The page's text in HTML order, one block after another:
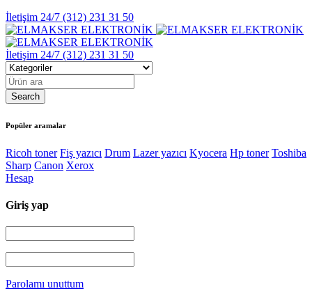
İletişim 24/7 (312) 231 31 50
İletişim 24/7 (312) 231 31 50
Popüler aramalar
Ricoh toner Fiş yazıcı Drum Lazer yazıcı Kyocera Hp toner Toshiba
Sharp Canon Xerox
Hesap
Giriş yap
Parolamı unuttum